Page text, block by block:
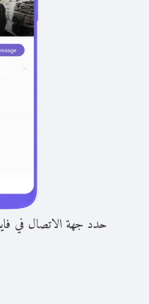
حدد جهة الاتصال في